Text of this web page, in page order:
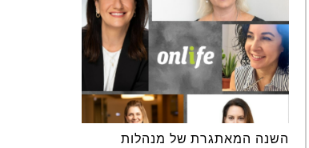
השנה המאתגרת של מנהלות